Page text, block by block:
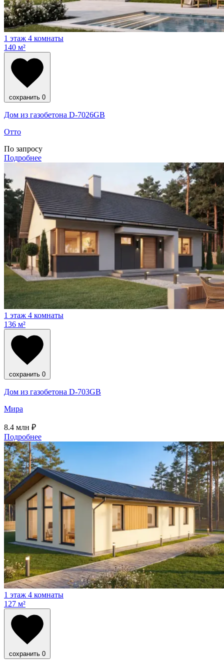
1 этаж 4 комнаты
140 м²
сохранить 0
Дом из газобетона D-7026GB
Отто
По запросу
Подробнее
1 этаж 4 комнаты
136 м²
сохранить 0
Дом из газобетона D-703GB
Мира
8.4 млн ₽
Подробнее
1 этаж 4 комнаты
127 м²
сохранить 0